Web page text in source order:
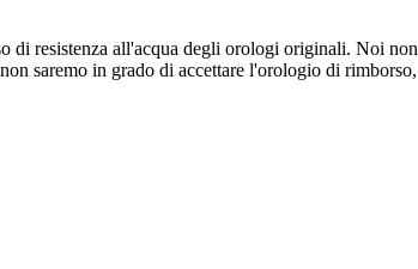
di resistenza all'acqua degli orologi originali. Noi non
saremo in grado di accettare l'orologio di rimborso,